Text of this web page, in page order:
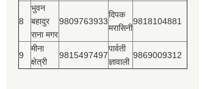
8
भुवन
बहादुर
राना मगर
9809763933
दिपक
मरासिनी
9818104881
9
मीना
क्षेत्री
9815497497
पार्वती
ज्ञावाली
9869009312